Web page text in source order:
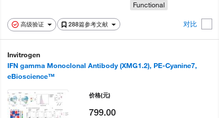
高级验证 288篇参考文献 对比
Functional
Invitrogen
IFN gamma Monoclonal Antibody (XMG1.2), PE-Cyanine7,
eBioscience™
价格(元)
799.00